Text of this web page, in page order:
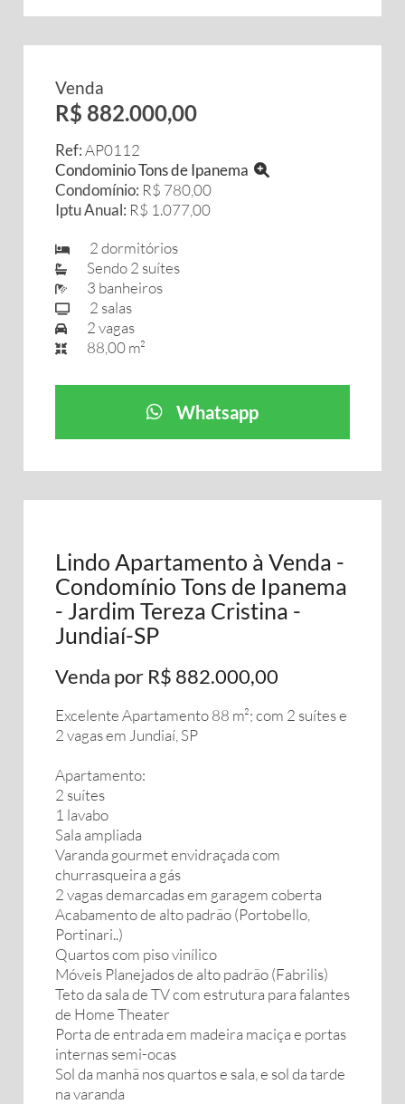
Venda
R$ 882.000,00
Ref:AP0112
Condominio Tons de Ipanema
Condomínio: R$ 780,00
Iptu Anual: R$ 1.077,00
2 dormitórios
Sendo 2 suítes
3 banheiros
2 salas
2 vagas
88,00 m²
Whatsapp
Lindo Apartamento à Venda -
Condomínio Tons de Ipanema
- Jardim Tereza Cristina -
Jundiaí-SP
Venda por R$ 882.000,00
Excelente Apartamento 88 m²; com 2 suítes e
2 vagas em Jundiaí, SP
Apartamento:
2 suítes
1 lavabo
Sala ampliada
Varanda gourmet envidraçada com
churrasqueira a gás
2 vagas demarcadas em garagem coberta
Acabamento de alto padrão (Portobello,
Portinari..)
Quartos com piso vinílico
Móveis Planejados de alto padrão (Fabrilis)
Teto da sala de TV com estrutura para falantes
de Home Theater
Porta de entrada em madeira maciça e portas
internas semi-ocas
Sol da manhã nos quartos e sala, e sol da tarde
na varanda